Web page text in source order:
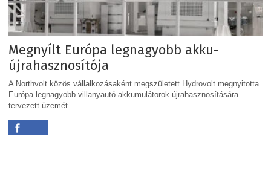
Megnyílt Európa legnagyobb akku-
újrahasznosítója
A Northvolt közös vállalkozásaként megszületett Hydrovolt megnyitotta
Európa legnagyobb villanyautó-akkumulátorok újrahasznosítására
tervezett üzemét...